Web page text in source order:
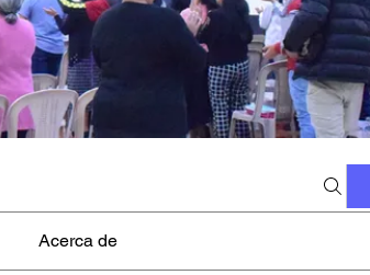
Acerca de